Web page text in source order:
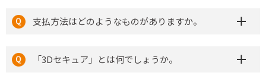
支払方法はどのようなものがありますか。
「3Dセキュア」とは何でしょうか。